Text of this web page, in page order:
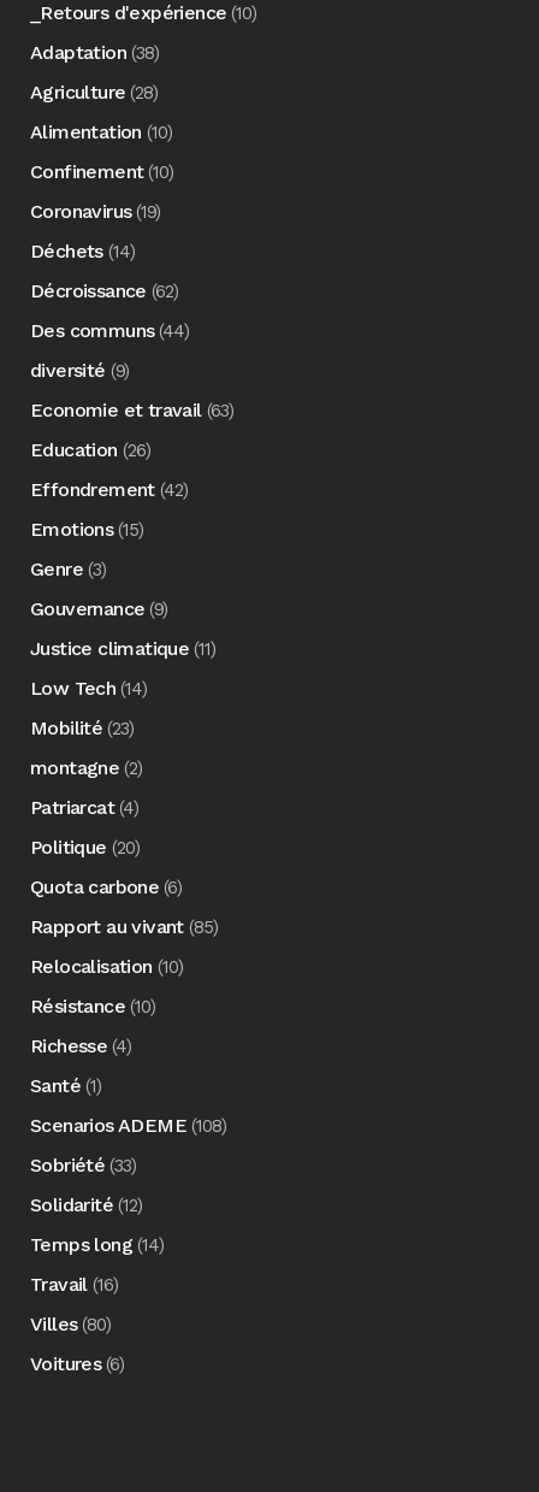
_Retours d'expérience (10)
Adaptation (38)
Agriculture (28)
Alimentation (10)
Confinement(10)
Coronavirus(19)
Déchets(14)
Décroissance (62)
Des communs(44)
diversité (9)
Economie et travail(63)
Education (26)
Effondrement(42)
Emotions(15)
Genre (3)
Gouvernance (9)
Justice climatique (11)
Low Tech (14)
Mobilité (23)
montagne (2)
Patriarcat(4)
Politique (20)
Quota carbone (6)
Rapport au vivant(85)
Relocalisation (10)
Résistance (10)
Richesse (4)
Santé (1)
Scenarios ADEME (108)
Sobriété (33)
Solidarité (12)
Temps long (14)
Travail(16)
Villes(80)
Voitures(6)